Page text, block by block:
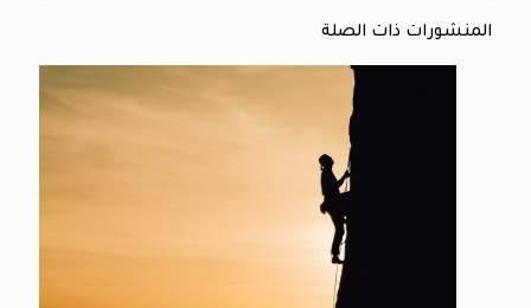
المنشورات ذات الصلة